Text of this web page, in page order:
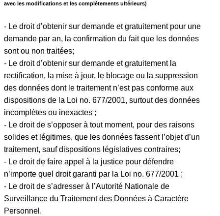
avec les modifications et les complètements ultérieurs)
- Le droit d’obtenir sur demande et gratuitement pour une
demande par an, la confirmation du fait que les données
sont ou non traitées;
- Le droit d’obtenir sur demande et gratuitement la
rectification, la mise à jour, le blocage ou la suppression
des données dont le traitement n’est pas conforme aux
dispositions de la Loi no. 677/2001, surtout des données
incomplètes ou inexactes ;
- Le droit de s’opposer à tout moment, pour des raisons
solides et légitimes, que les données fassent l’objet d’un
traitement, sauf dispositions législatives contraires;
- Le droit de faire appel à la justice pour défendre
n’importe quel droit garanti par la Loi no. 677/2001 ;
- Le droit de s’adresser à l’Autorité Nationale de
Surveillance du Traitement des Données à Caractère
Personnel.